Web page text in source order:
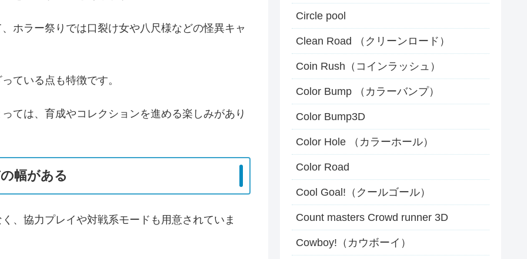
ホラー祭りでは口裂け女や八尺様などの怪異キャ
ている点も特徴です。
ては、育成やコレクションを進める楽しみがあり
幅がある
、協力プレイや対戦系モードも用意されていま
Circle pool
Clean Road （クリーンロード）
Coin Rush（コインラッシュ）
Color Bump （カラーバンプ）
Color Bump3D
Color Hole （カラーホール）
Color Road
Cool Goal!（クールゴール）
Count masters Crowd runner 3D
Cowboy!（カウボーイ）